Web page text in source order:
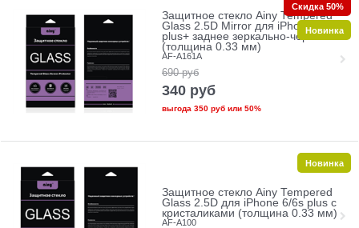
Защитное стекло Ainy Tempered
Glass 2.5D Mirror для iPhone 6/6s
plus+ заднее зеркально-черное
(толщина 0.33 мм)
AF-A161A
690 руб
340 руб
выгода 350 рубили 50%
Скидка 50%
Новинка
Защитное стекло Ainy Tempered
Glass 2.5D для iPhone 6/6s plus с
кристаликами (толщина 0.33 мм)
AF-A100
Новинка